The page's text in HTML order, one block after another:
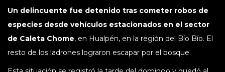
Un delincuente fue detenido tras cometer robos de
especies desde vehículos estacionados en el sector
de Caleta Chome, en Hualpén, en la región del Bío Bío. El
resto de los ladrones lograron escapar por el bosque.